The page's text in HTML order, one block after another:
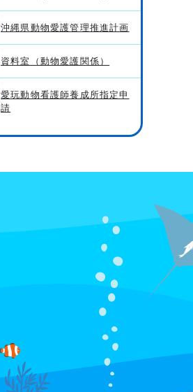
沖縄県動物愛護管理推進計画
資料室（動物愛護関係）
愛玩動物看護師養成所指定申
請